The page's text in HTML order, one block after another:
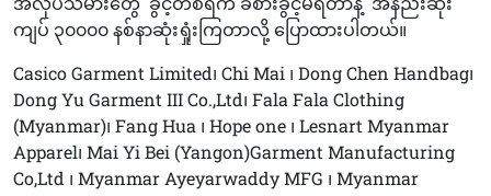
ကျပ် ၃၀၀၀၀ နစ်နာဆုံးရှုံးကြတာလို့ ပြောထားပါတယ်။
Casico Garment Limited၊ Chi Mai ၊ Dong Chen Handbag၊
Dong Yu Garment III Co.,Ltd၊ Fala Fala Clothing
(Myanmar)၊ Fang Hua ၊ Hope one ၊ Lesnart Myanmar
Apparel၊ Mai Yi Bei (Yangon)Garment Manufacturing
Co,Ltd ၊ Myanmar Ayeyarwaddy MFG ၊ Myanmar